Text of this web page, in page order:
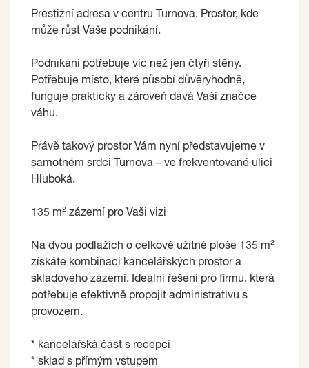
Prestižní adresa v centru Turnova. Prostor, kde
může růst Vaše podnikání.
Podnikání potřebuje víc než jen čtyři stěny.
Potřebuje místo, které působí důvěryhodně,
funguje prakticky a zároveň dává Vaší značce
váhu.
Právě takový prostor Vám nyní představujeme v
samotném srdci Turnova – ve frekventované ulici
Hluboká.
135 m² zázemí pro Vaši vizi
Na dvou podlažích o celkové užitné ploše 135 m²
získáte kombinaci kancelářských prostor a
skladového zázemí. Ideální řešení pro firmu, která
potřebuje efektivně propojit administrativu s
provozem.
* kancelářská část s recepcí
* sklad s přímým vstupem